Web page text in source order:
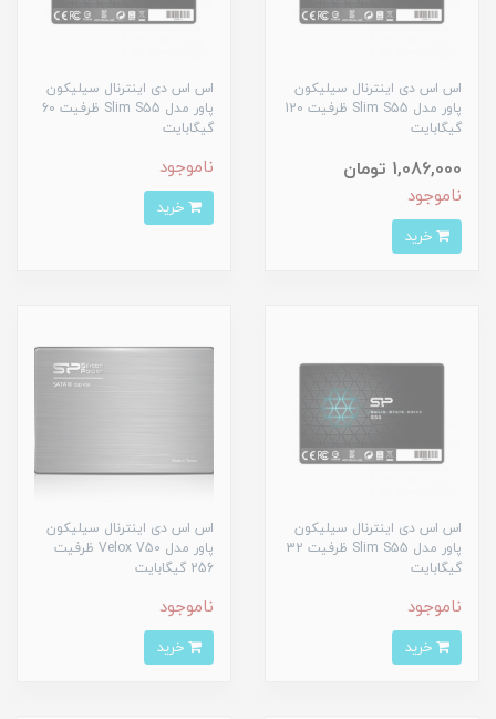
اس اس دی اینترنال سیلیکون
پاور مدل Slim S55 ظرفیت 120
گیگابایت
1,086,000 تومان
ناموجود
اس اس دی اینترنال سیلیکون
پاور مدل Slim S55 ظرفیت 60
گیگابایت
ناموجود
اس اس دی اینترنال سیلیکون
پاور مدل Slim S55 ظرفیت 32
گیگابایت
ناموجود
اس اس دی اینترنال سیلیکون
پاور مدل Velox V50 ظرفیت
256 گیگابایت
ناموجود